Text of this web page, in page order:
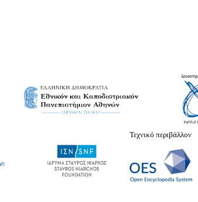
Τεχνικό περιβάλλον